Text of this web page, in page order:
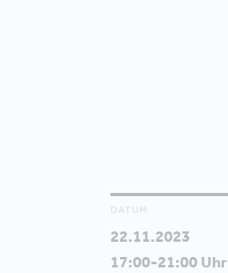
DATUM
22.11.2023
17:00-21:00 Uhr